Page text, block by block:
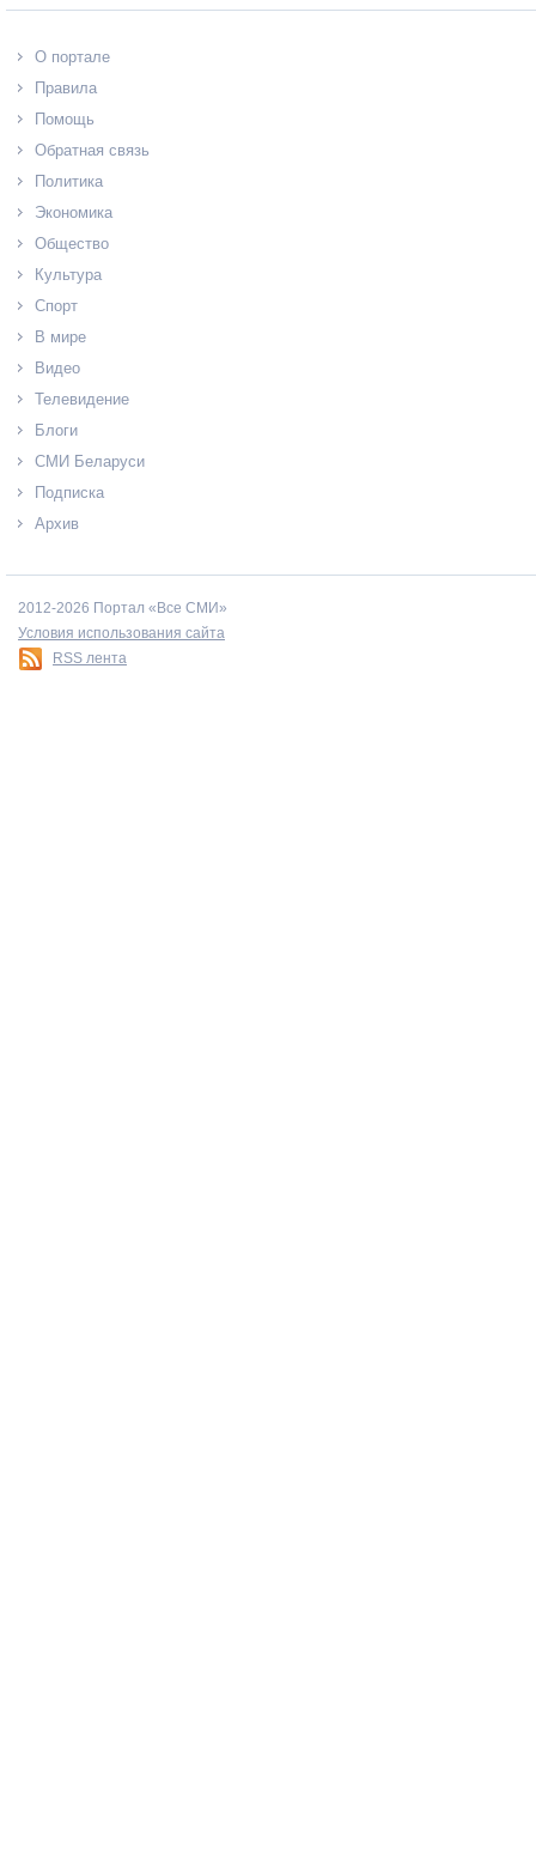
О портале
Правила
Помощь
Обратная связь
Политика
Экономика
Общество
Культура
Спорт
В мире
Видео
Телевидение
Блоги
СМИ Беларуси
Подписка
Архив
2012-2026 Портал «Все СМИ»
Условия использования сайта
RSS лента